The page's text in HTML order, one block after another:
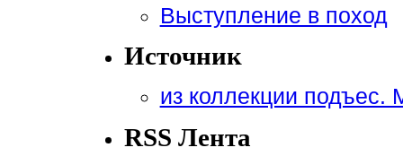
Выступление в поход
Источник
из коллекции подъес.
RSS Лента